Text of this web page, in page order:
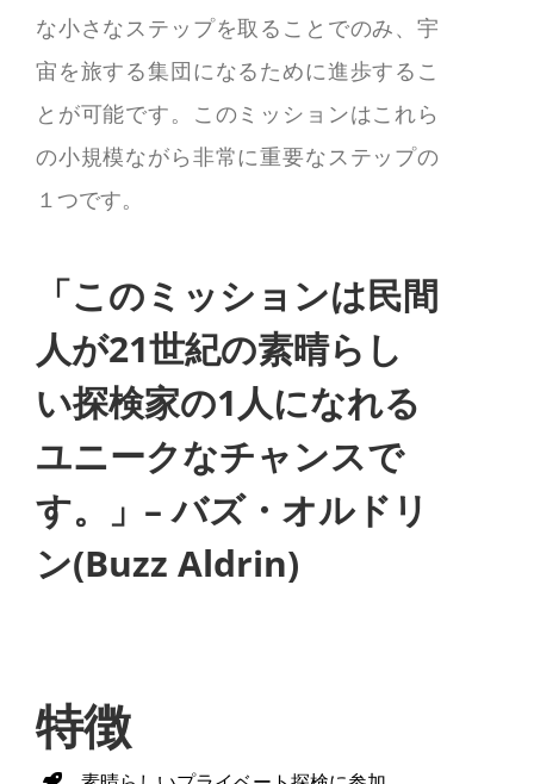
な小さなステップを取ることでのみ、宇
宙を旅する集団になるために進歩するこ
とが可能です。このミッションはこれら
の小規模ながら非常に重要なステップの
１つです。
「このミッションは民間
人が21世紀の素晴らし
い探検家の1人になれる
ユニークなチャンスで
す。」 –バズ・オルドリ
ン(Buzz Aldrin)
特徴